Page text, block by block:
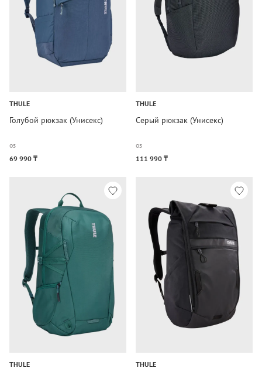
THULE
Голубой рюкзак (Унисекс)
os
69 990 ₸
THULE
Серый рюкзак (Унисекс)
os
111 990 ₸
THULE THULE